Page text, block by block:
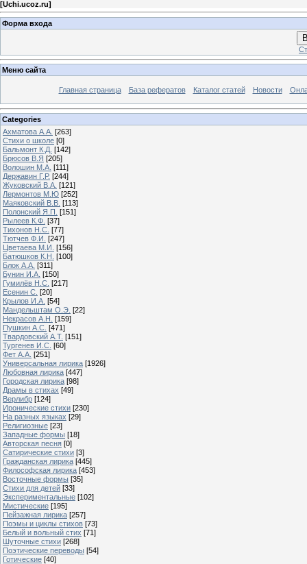
[Uchi.ucoz.ru]
Форма входа
Меню сайта
Главная страница База рефератов Каталог статей Новости
Categories
Ахматова А.А. [263]
Стихи о школе [0]
Бальмонт К.Д. [142]
Брюсов В.Я [205]
Волошин М.А. [111]
Державин Г.Р. [244]
Жуковский В.А. [121]
Лермонтов М.Ю [252]
Маяковский В.В. [113]
Полонский Я.П. [151]
Рылеев К.Ф. [37]
Тихонов Н.С. [77]
Тютчев Ф.И. [247]
Цветаева М.И. [156]
Батюшков К.Н. [100]
Блок А.А. [311]
Бунин И.А. [150]
Гумилёв Н.С. [217]
Есенин С. [20]
Крылов И.А. [54]
Мандельштам О.Э. [22]
Некрасов А.Н. [159]
Пушкин А.С. [471]
Твардовский А.Т. [151]
Тургенев И.С. [60]
Фет А.А. [251]
Универсальная лирика [1926]
Любовная лирика [447]
Городская лирика [98]
Драмы в стихах [49]
Верлибр [124]
Иронические стихи [230]
На разных языках [29]
Религиозные [23]
Западные формы [18]
Авторская песня [0]
Сатирические стихи [3]
Гражданская лирика [445]
Философская лирика [453]
Восточные формы [35]
Стихи для детей [33]
Экспериментальные [102]
Мистические [195]
Пейзажная лирика [257]
Поэмы и циклы стихов [73]
Белый и вольный стих [71]
Шуточные стихи [268]
Поэтические переводы [54]
Готические [40]